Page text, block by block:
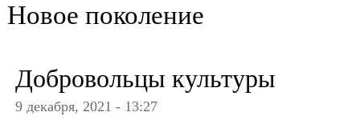
Новое поколение
Добровольцы культуры
9 декабря, 2021 - 13:27